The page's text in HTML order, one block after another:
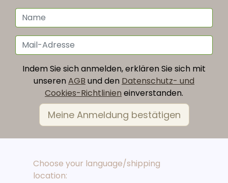
Indem Sie sich anmelden, erklären Sie sich mit
unserenAGB und den Datenschutz- und
Cookies-Richtlinien einverstanden.
Choose your language/shipping
location: